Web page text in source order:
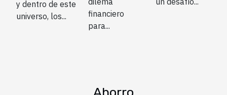
y dentro de este
universo, los...
financiero
para...